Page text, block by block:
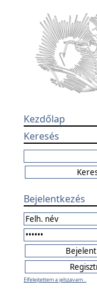
Kezdőlap
Keresés
Bejelentkezés
Elfelejtettem a jelszavam...